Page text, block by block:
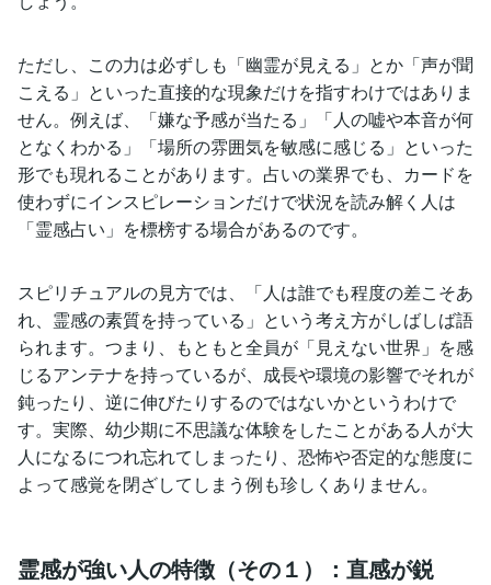
ただし、この力は必ずしも「幽霊が見える」とか「声が聞
こえる」といった直接的な現象だけを指すわけではありま
せん。例えば、「嫌な予感が当たる」「人の嘘や本音が何
となくわかる」「場所の雰囲気を敏感に感じる」といった
形でも現れることがあります。占いの業界でも、カードを
使わずにインスピレーションだけで状況を読み解く人は
「霊感占い」を標榜する場合があるのです。
スピリチュアルの見方では、「人は誰でも程度の差こそあ
れ、霊感の素質を持っている」という考え方がしばしば語
られます。つまり、もともと全員が「見えない世界」を感
じるアンテナを持っているが、成長や環境の影響でそれが
鈍ったり、逆に伸びたりするのではないかというわけで
す。実際、幼少期に不思議な体験をしたことがある人が大
人になるにつれ忘れてしまったり、恐怖や否定的な態度に
よって感覚を閉ざしてしまう例も珍しくありません。
霊感が強い人の特徴（その１）：直感が鋭